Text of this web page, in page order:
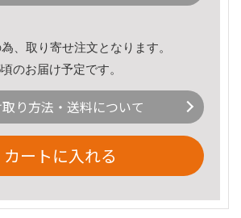
、取り寄せ注文となります。
のお届け予定です。
り方法・送料について
カートに入れる